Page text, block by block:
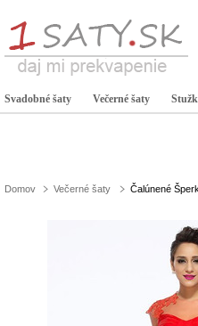
Svadobné šaty Večerné šaty
Domov Večerné šaty Čalúnené